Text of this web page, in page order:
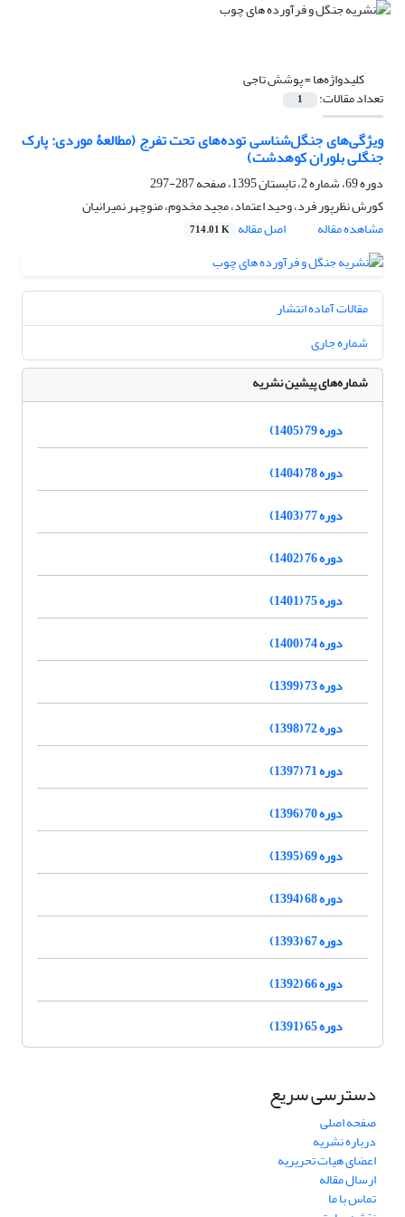
کلیدواژه‌ها =پوشش تاجی
تعداد مقالات: 1
ویژگی‌های جنگل‌شناسی توده‌های تحت تفرج (مطالعۀ موردی: پارک
جنگلی بلوران کوهدشت)
دوره 69، شماره 2، تابستان 1395، صفحه
287-297
کورش نظرپور فرد، وحید اعتماد، مجید مخدوم، منوچهر نمیرانیان
مشاهده مقاله
اصل مقاله 714.01 K
مقالات آماده انتشار
شماره جاری
شماره‌های پیشین نشریه
دوره 79 (1405)
دوره 78 (1404)
دوره 77 (1403)
دوره 76 (1402)
دوره 75 (1401)
دوره 74 (1400)
دوره 73 (1399)
دوره 72 (1398)
دوره 71 (1397)
دوره 70 (1396)
دوره 69 (1395)
دوره 68 (1394)
دوره 67 (1393)
دوره 66 (1392)
دوره 65 (1391)
دسترسی سریع
صفحه اصلی
درباره نشریه
اعضای هیات تحریریه
ارسال مقاله
تماس با ما